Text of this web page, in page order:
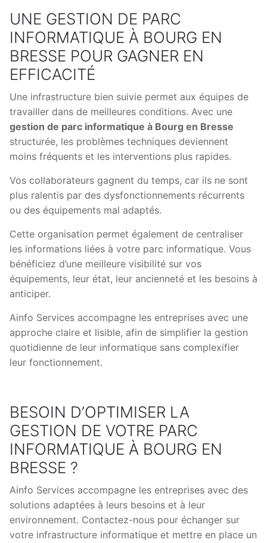
UNE GESTION DE PARC
INFORMATIQUE À BOURG EN
BRESSE POUR GAGNER EN
EFFICACITÉ
Une infrastructure bien suivie permet aux équipes de
travailler dans de meilleures conditions. Avec une
gestion de parc informatique à Bourg en Bresse
structurée, les problèmes techniques deviennent
moins fréquents et les interventions plus rapides.
Vos collaborateurs gagnent du temps, car ils ne sont
plus ralentis par des dysfonctionnements récurrents
ou des équipements mal adaptés.
Cette organisation permet également de centraliser
les informations liées à votre parc informatique. Vous
bénéficiez d’une meilleure visibilité sur vos
équipements, leur état, leur ancienneté et les besoins à
anticiper.
Ainfo Services accompagne les entreprises avec une
approche claire et lisible, afin de simplifier la gestion
quotidienne de leur informatique sans complexifier
leur fonctionnement.
BESOIN D’OPTIMISER LA
GESTION DE VOTRE PARC
INFORMATIQUE À BOURG EN
BRESSE ?
Ainfo Services accompagne les entreprises avec des
solutions adaptées à leurs besoins et à leur
environnement. Contactez-nous pour échanger sur
votre infrastructure informatique et mettre en place un